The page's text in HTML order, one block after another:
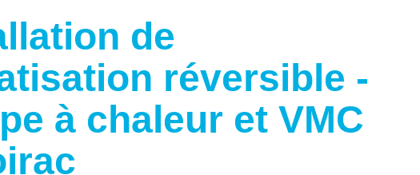
de
réversible -
à chaleur et VMC